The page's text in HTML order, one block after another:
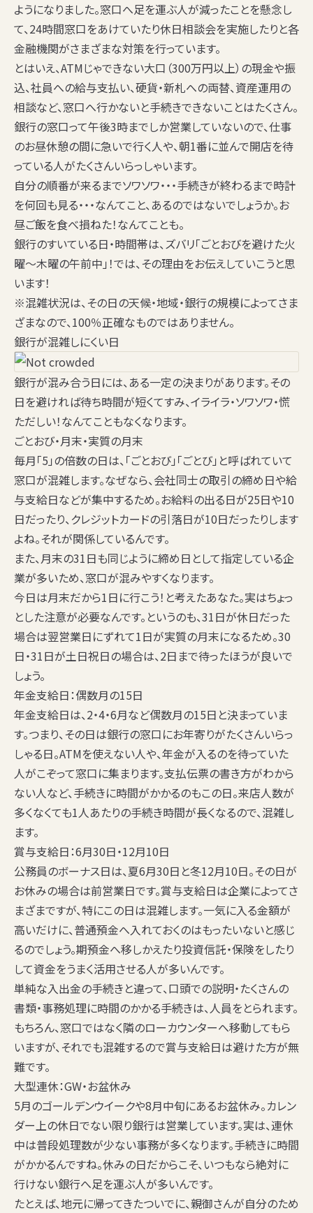
ようになりました。窓口へ足を運ぶ人が減ったことを懸念し
て、24時間窓口をあけていたり休日相談会を実施したりと各
金融機関がさまざまな対策を行っています。
とはいえ、ATMじゃできない大口（300万円以上）の現金や振
込、社員への給与支払い、硬貨・新札への両替、資産運用の
相談など、窓口へ行かないと手続きできないことはたくさん。
銀行の窓口って午後3時までしか営業していないので、仕事
のお昼休憩の間に急いで行く人や、朝1番に並んで開店を待
っている人がたくさんいらっしゃいます。
自分の順番が来るまでソワソワ・・・手続きが終わるまで時計
を何回も見る・・・なんてこと、あるのではないでしょうか。お
昼ご飯を食べ損ねた！なんてことも。
銀行のすいている日・時間帯は、ズバリ「ごとおびを避けた火
曜～木曜の午前中」！では、その理由をお伝えしていこうと思
います！
※混雑状況は、その日の天候・地域・銀行の規模によってさま
ざまなので、100％正確なものではありません。
銀行が混雑しにくい日
銀行が混み合う日には、ある一定の決まりがあります。その
日を避ければ待ち時間が短くてすみ、イライラ・ソワソワ・慌
ただしい！なんてこともなくなります。
ごとおび・月末・実質の月末
毎月「5」の倍数の日は、「ごとおび」「ごとび」と呼ばれていて
窓口が混雑します。なぜなら、会社同士の取引の締め日や給
与支給日などが集中するため。お給料の出る日が25日や10
日だったり、クレジットカードの引落日が10日だったりします
よね。それが関係しているんです。
また、月末の31日も同じように締め日として指定している企
業が多いため、窓口が混みやすくなります。
今日は月末だから1日に行こう！と考えたあなた。実はちょっ
とした注意が必要なんです。というのも、31日が休日だった
場合は翌営業日にずれて1日が実質の月末になるため。30
日・31日が土日祝日の場合は、2日まで待ったほうが良いで
しょう。
年金支給日：偶数月の15日
年金支給日は、2・4・6月など偶数月の15日 と決まっていま
す。つまり、その日は銀行の窓口にお年寄りがたくさんいらっ
しゃる日。ATMを使えない人や、年金が入るのを待っていた
人がこぞって窓口に集まります。支払伝票の書き方がわから
ない人など、手続きに時間がかかるのもこの日。来店人数が
多くなくても1人あたりの手続き時間が長くなるので、混雑し
ます。
賞与支給日：6月30日・12月10日
公務員のボーナス日は、夏6月30日と冬12月10日。その日が
お休みの場合は前営業日です。賞与支給日は企業によってさ
まざまですが、特にこの日は混雑します。一気に入る金額が
高いだけに、普通預金へ入れておくのはもったいないと感じ
るのでしょう。期預金へ移しかえたり投資信託・保険をしたり
して資金をうまく活用させる人が多いんです。
単純な入出金の手続きと違って、口頭での説明・たくさんの
書類・事務処理に時間のかかる手続きは、人員をとられます。
もちろん、窓口ではなく隣のローカウンターへ移動してもら
いますが、それでも混雑するので賞与支給日は避けた方が無
難です。
大型連休：GW・お盆休み
5月のゴールデンウイークや8月中旬にあるお盆休み。カレン
ダー上の休日でない限り銀行は営業しています。実は、連休
中は普段処理数が少ない事務が多くなります。手続きに時間
がかかるんですね。休みの日だからこそ、いつもなら絶対に
行けない銀行へ足を運ぶ人が多いんです。
たとえば、地元に帰ってきたついでに、親御さんが自分のため